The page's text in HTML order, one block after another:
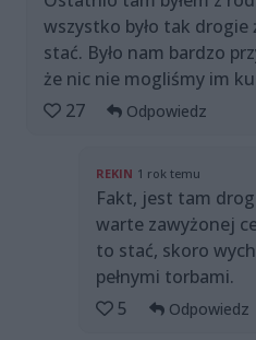
wszystko było tak drogie
stać. Było nam bardzo
że nic nie mogliśmy im
27
Odpowiedz
REKIN 1 rok temu
Fakt, jest tam
warte zawyżonej
to stać, skoro
pełnymi torbami.
5
Odpowiedz